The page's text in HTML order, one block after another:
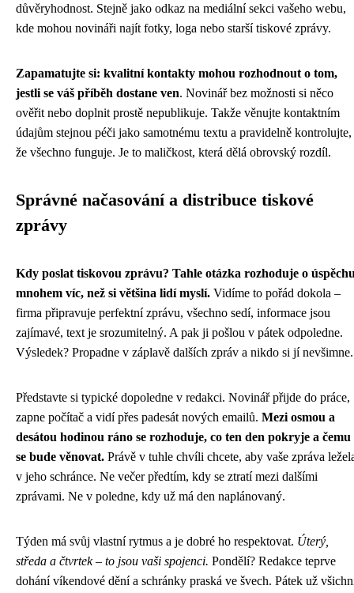
důvěryhodnost. Stejně jako odkaz na mediální sekci vašeho webu,
kde mohou novináři najít fotky, loga nebo starší tiskové zprávy.
Zapamatujte si: kvalitní kontakty mohou rozhodnout o tom,
jestli se váš příběh dostane ven. Novinář bez možnosti si něco
ověřit nebo doplnit prostě nepublikuje. Takže věnujte kontaktním
údajům stejnou péči jako samotnému textu a pravidelně kontrolujte,
že všechno funguje. Je to maličkost, která dělá obrovský rozdíl.
Správné načasování a distribuce tiskové
zprávy
Kdy poslat tiskovou zprávu? Tahle otázka rozhoduje o
mnohem víc, než si většina lidí myslí. Vidíme to pořád dokola –
firma připravuje perfektní zprávu, všechno sedí, informace jsou
zajímavé, text je srozumitelný. A pak ji pošlou v pátek odpoledne.
Výsledek? Propadne v záplavě dalších zpráv a nikdo si jí nevšimne.
Představte si typické dopoledne v redakci. Novinář přijde do práce,
zapne počítač a vidí přes padesát nových emailů. Mezi osmou a
desátou hodinou ráno se rozhoduje, co ten den pokryje a čemu
se bude věnovat. Právě v tuhle chvíli chcete, aby vaše zpráva
v jeho schránce. Ne večer předtím, kdy se ztratí mezi dalšími
zprávami. Ne v poledne, kdy už má den naplánovaný.
Týden má svůj vlastní rytmus a je dobré ho respektovat. Úterý,
středa a čtvrtek – to jsou vaši spojenci. Pondělí? Redakce teprve
dohání víkendové dění a schránky praská ve švech. Pátek už